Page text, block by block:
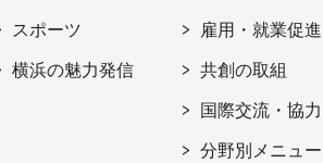
スポーツ
横浜の魅力発信
雇用・就業促進
共創の取組
国際交流・協力
分野別メニュー